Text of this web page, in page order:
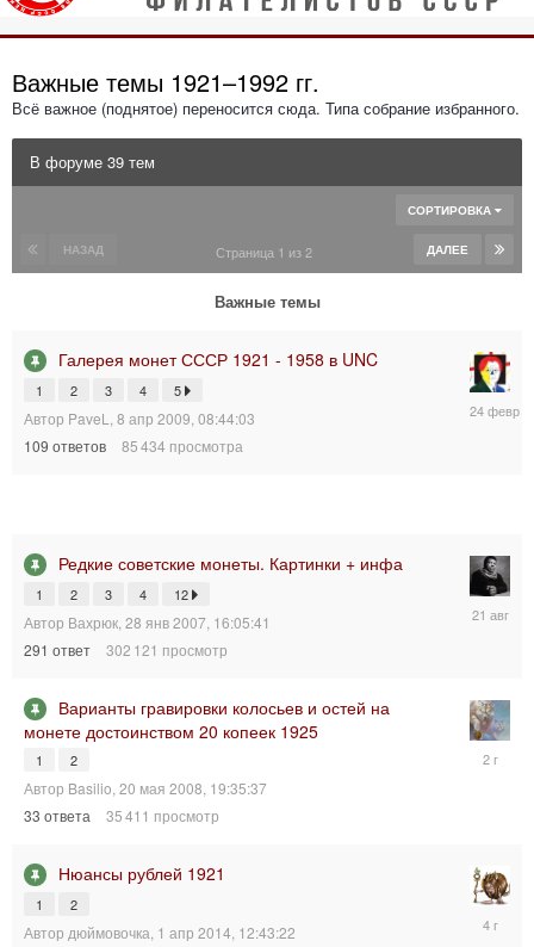
Важные темы 1921–1992 гг.
Всё важное (поднятое) переносится сюда. Типа собрание избранного.
В форуме 39 тем
СОРТИРОВКА
НАЗАД ДАЛЕЕ
Страница 1 из 2
Важные темы
Галерея монет СССР 1921 - 1958 в UNC
1 2 3 4 5
Автор PaveL
8 апр 2009, 08:44:03
109 ответов 85 434 просмотра
24
фев
Редкие советские монеты. Картинки + инфа
1 2 3 4 12
Автор Вахрюк 28 янв 2007, 16:05:41
291 ответ 302 121 просмотр
21
Варианты гравировки колосьев и остей на
монете достоинством 20 копеек 1925
1 2
Автор Basilio 20 мая 2008, 19:35:37
33 ответа 35 411 просмотр
17
Нюансы рублей 1921
1 2
Автор дюймовочка 1 апр 2014, 12:43:22